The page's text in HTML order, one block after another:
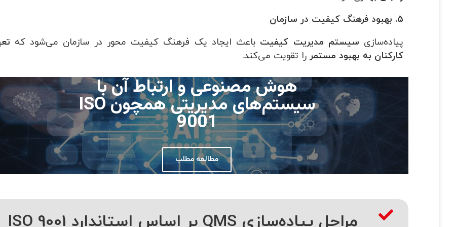
۵. بهبود فرهنگ کیفیت در سازمان
پیاده‌سازی سیستم مدیریت کیفیت باعث ایجاد یک فرهنگ کیفیت محور در سازمان می‌شود که
کارکنان به بهبود مستمر را تقویت می‌کند.
هوش مصنوعی و ارتباط آن با
سیستم‌های مدیریتی همچون ISO
9001
مطالعه مطلب
مراحل پیاده‌سازی QMS بر اساس استاندارد ISO 9001